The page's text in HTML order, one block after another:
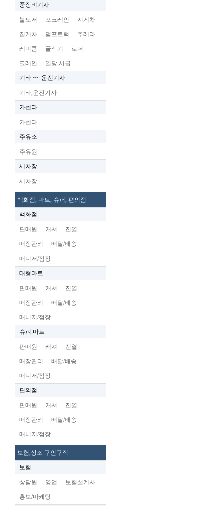
중장비기사
불도저 포크레인 지게차
집게차 덤프트럭 추레라
레미콘 굴삭기 로더
크레인 일당,시급
기타 ~~ 운전기사
기타,운전기사
카센타
카센타
주유소
주유원
세차장
세차장
백화점, 마트, 슈퍼, 편의점
백화점
편매원 캐셔 진열
매장관리 배달/배송
매니저/점장
대형마트
판매원 캐셔 진열
매장관리 배달/배송
매니저/점장
슈펴.마트
판매원 캐셔 진열
매장관리 배달/배송
매니저/점장
편의점
판매원 캐셔 진열
매장관리 배달/배송
매니저/점장
보험,상조 구인구직
보험
상담원 영업 보험설계사
홍보/마케팅